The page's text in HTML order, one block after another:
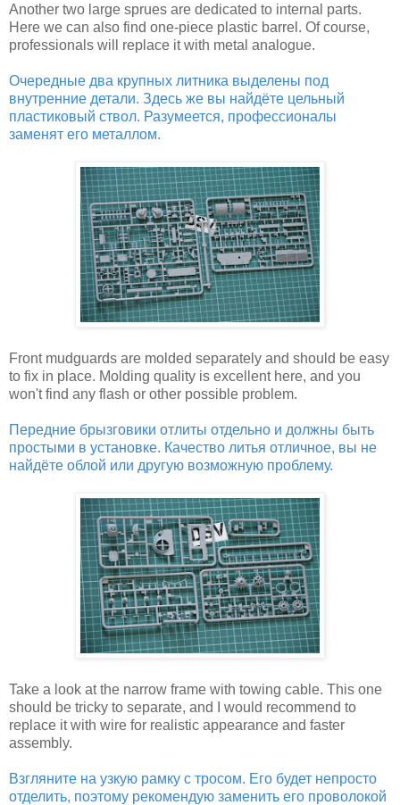
Another two large sprues are dedicated to internal parts.
Here we can also find one-piece plastic barrel. Of course,
professionals will replace it with metal analogue.
Очередные два крупных литника выделены под
внутренние детали. Здесь же вы найдёте цельный
пластиковый ствол. Разумеется, профессионалы
заменят его металлом.
Front mudguards are molded separately and should be easy
to fix in place. Molding quality is excellent here, and you
won't find any flash or other possible problem.
Передние брызговики отлиты отдельно и должны быть
простыми в установке. Качество литья отличное, вы не
найдёте облой или другую возможную проблему.
Take a look at the narrow frame with towing cable. This one
should be tricky to separate, and I would recommend to
replace it with wire for realistic appearance and faster
assembly.
Взгляните на узкую рамку с тросом. Его будет непросто
отделить, поэтому рекомендую заменить его проволокой